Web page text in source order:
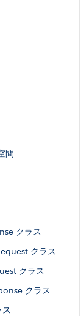
間
クラス
クラス
クラス
クラス